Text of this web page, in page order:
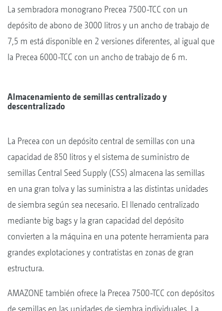
La sembradora monograno Precea 7500-TCC con un
depósito de abono de 3000 litros y un ancho de trabajo de
7,5 m está disponible en 2 versiones diferentes, al igual que
la Precea 6000-TCC con un ancho de trabajo de 6 m.
Almacenamiento de semillas centralizado y
descentralizado
La Precea con un depósito central de semillas con una
capacidad de 850 litros y el sistema de suministro de
semillas Central Seed Supply (CSS) almacena las semillas
en una gran tolva y las suministra a las distintas unidades
de siembra según sea necesario. El llenado centralizado
mediante big bags y la gran capacidad del depósito
convierten a la máquina en una potente herramienta para
grandes explotaciones y contratistas en zonas de gran
estructura.
AMAZONE también ofrece la Precea 7500-TCC con depósitos
de semillas en las unidades de siembra individuales. La